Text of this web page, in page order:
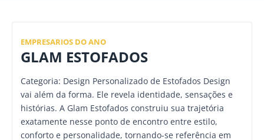
EMPRESARIOS DO ANO
GLAM ESTOFADOS
Categoria: Design Personalizado de Estofados Design
vai além da forma. Ele revela identidade, sensações e
histórias. A Glam Estofados construiu sua trajetória
exatamente nesse ponto de encontro entre estilo,
conforto e personalidade, tornando-se referência em